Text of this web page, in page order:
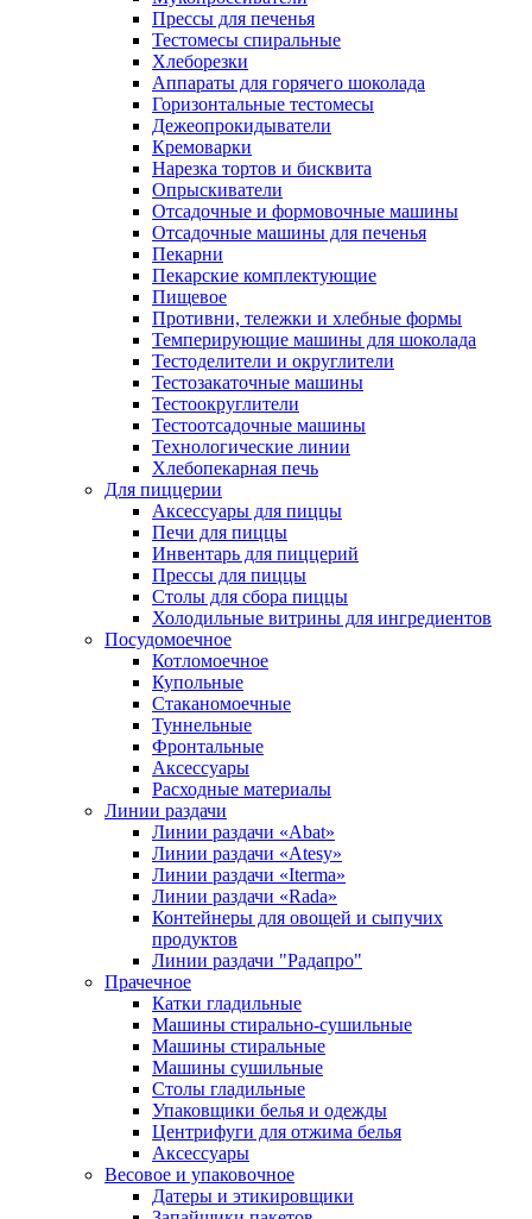
Прессы для печенья
Тестомесы спиральные
Хлеборезки
Аппараты для горячего шоколада
Горизонтальные тестомесы
Дежеопрокидыватели
Кремоварки
Нарезка тортов и бисквита
Опрыскиватели
Отсадочные и формовочные машины
Отсадочные машины для печенья
Пекарни
Пекарские комплектующие
Пищевое
Противни, тележки и хлебные формы
Темперирующие машины для шоколада
Тестоделители и округлители
Тестозакаточные машины
Тестоокруглители
Тестоотсадочные машины
Технологические линии
Хлебопекарная печь
Для пиццерии
Аксессуары для пиццы
Печи для пиццы
Инвентарь для пиццерий
Прессы для пиццы
Столы для сбора пиццы
Холодильные витрины для ингредиентов
Посудомоечное
Котломоечное
Купольные
Стаканомоечные
Туннельные
Фронтальные
Аксессуары
Расходные материалы
Линии раздачи
Линии раздачи «Abat»
Линии раздачи «Atesy»
Линии раздачи «Iterma»
Линии раздачи «Rada»
Контейнеры для овощей и сыпучих
продуктов
Линии раздачи "Радапро"
Прачечное
Катки гладильные
Машины стирально-сушильные
Машины стиральные
Машины сушильные
Столы гладильные
Упаковщики белья и одежды
Центрифуги для отжима белья
Аксессуары
Весовое и упаковочное
Датеры и этикировщики